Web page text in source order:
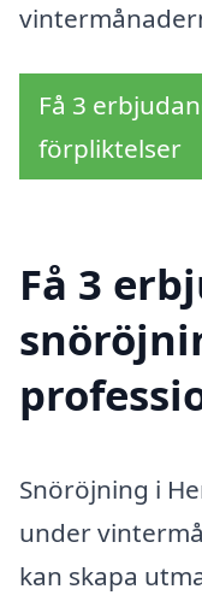
Få 3
förpliktelser
Få 3
Snöröjning i
under
kan skapa